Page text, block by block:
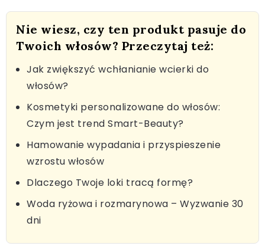
Nie wiesz, czy ten produkt pasuje do
Twoich włosów? Przeczytaj też:
Jak zwiększyć wchłanianie wcierki do
włosów?
Kosmetyki personalizowane do włosów:
Czym jest trend Smart-Beauty?
Hamowanie wypadania i przyspieszenie
wzrostu włosów
Dlaczego Twoje loki tracą formę?
Woda ryżowa i rozmarynowa – Wyzwanie 30
dni